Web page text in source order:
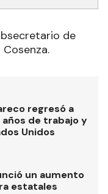
de
regresó a
de trabajo y
Unidos
un aumento
estatales